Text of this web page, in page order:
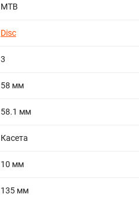
МТВ
Disc
3
58 мм
58.1 мм
Касета
10 мм
135 мм